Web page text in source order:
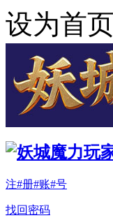
设为首页
注#册#账#号
找回密码